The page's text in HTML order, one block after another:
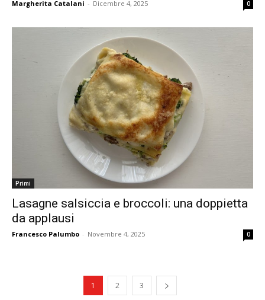
Margherita Catalani - Dicembre 4, 2025 0
Primi
Lasagne salsiccia e broccoli: una doppietta
da applausi
Francesco Palumbo - Novembre 4, 2025 0
1 2 3